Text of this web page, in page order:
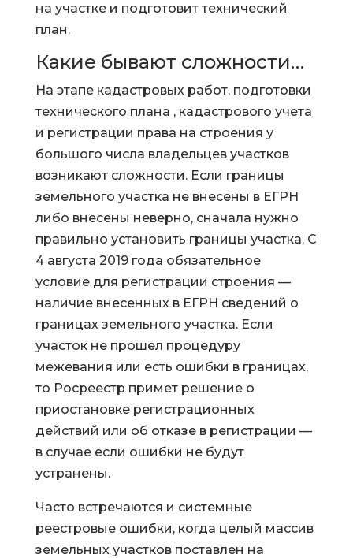
на участке и подготовит технический
план.
Какие бывают сложности…
На этапе кадастровых работ, подготовки
технического плана , кадастрового учета
и регистрации права на строения у
большого числа владельцев участков
возникают сложности. Если границы
земельного участка не внесены в ЕГРН
либо внесены неверно, сначала нужно
правильно установить границы участка. С
4 августа 2019 года обязательное
условие для регистрации строения —
наличие внесенных в ЕГРН сведений о
границах земельного участка. Если
участок не прошел процедуру
межевания или есть ошибки в границах,
то Росреестр примет решение о
приостановке регистрационных
действий или об отказе в регистрации —
в случае если ошибки не будут
устранены.
Часто встречаются и системные
реестровые ошибки, когда целый массив
земельных участков поставлен на